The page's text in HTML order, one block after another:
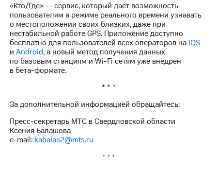
облигаций
Другое
Регистратор
Реквизиты
Контакты
развитие
этика
«Кто/Где» — сервис, который дает возможность
пользователям в режиме реального времени узнавать
о местоположении своих близких, даже при
нестабильной работе GPS. Приложение доступно
бесплатно для пользователей всех операторов на iOS
и Android, а новый метод получения данных
по базовым станциям и Wi-Fi сетям уже внедрен
в бета-формате.
* * *
За дополнительной информацией обращайтесь:
Пресс-секретарь МТС в Свердловской области
Ксения Балашова
e-mail: kabalas2@mts.ru
* * *